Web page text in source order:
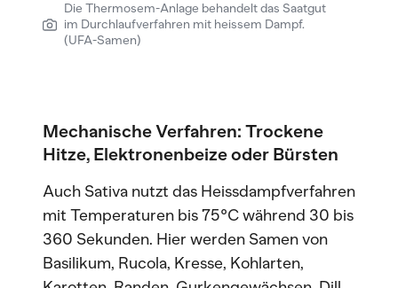
Die Thermosem-Anlage behandelt das Saatgut
im Durchlaufverfahren mit heissem Dampf.
(UFA-Samen)
Mechanische Verfahren: Trockene
Hitze, Elektronenbeize oder Bürsten
Auch Sativa nutzt das Heissdampfverfahren
mit Temperaturen bis 75°C während 30 bis
360 Sekunden. Hier werden Samen von
Basilikum, Rucola, Kresse, Kohlarten,